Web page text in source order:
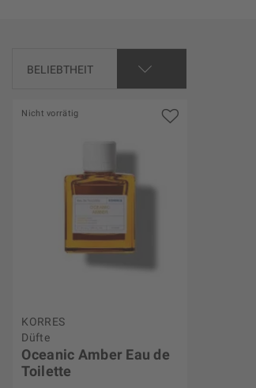
Nicht vorrätig
KORRES
Düfte
Oceanic Amber Eau de
Toilette